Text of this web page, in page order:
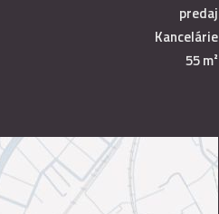
predaj
Kancelárie
55 m²